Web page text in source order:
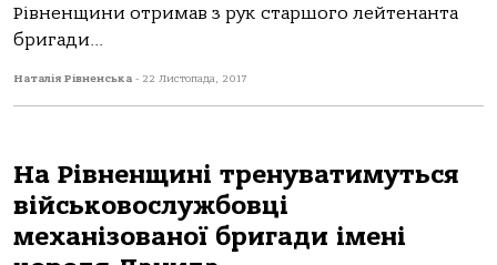
Рівненщини отримав з рук старшого лейтенанта
бригади...
Наталія Рівненська - 22 Листопада, 2017
На Рівненщині тренуватимуться
військовослужбовці
механізованої бригади імені